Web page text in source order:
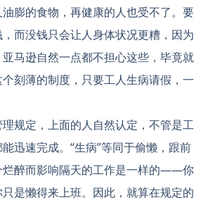
膨的食物，再健康的人也受不了。要
而没钱只会让人身体状况更糟，因为
马逊自然一点都不担心这些，毕竟就
刻薄的制度，只要工人生病请假，一
规定，上面的人自然认定，不管是工
迅速完成。“生病”等同于偷懒，跟前
烂醉而影响隔天的工作是一样的——你
是懒得来上班。因此，就算在规定的